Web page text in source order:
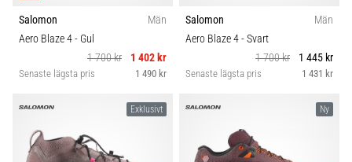
Salomon
Män
Aero Blaze 4- Gul
1 700 kr
1 402 kr
Senaste lägsta pris 1 490 kr
Salomon
Män
Aero Blaze 4- Svart
1 700 kr
1 445 kr
Senaste lägsta pris 1 431 kr
Exklusivt Ny